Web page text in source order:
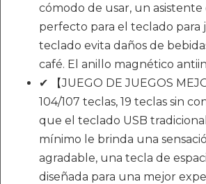
cómodo de usar, un
perfecto para el teclado para
teclado evita daños de
café. El anillo magnético
✔ 【JUEGO DE JUEGOS
104/107 teclas, 19 teclas sin
que el teclado USB
mínimo le brinda una
agradable, una tecla de
diseñada para una mejor